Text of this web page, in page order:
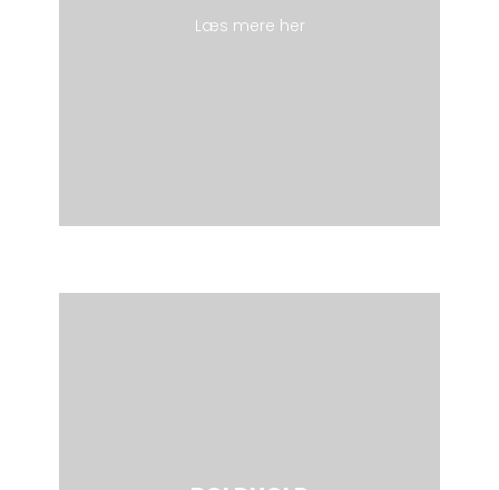
Læs mere her